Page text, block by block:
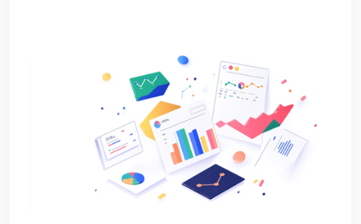
Co všechno byste
měli měřit na
webu a k čemu to
bude dobré